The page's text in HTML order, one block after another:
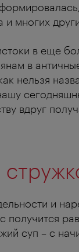
многих
в еще
в
нельзя
вдруг
и
получится
суп – с